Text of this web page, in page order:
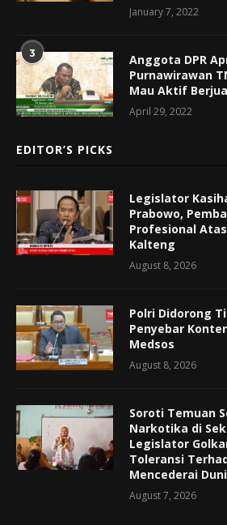
January 7, 2022
3
Anggota DPR
Purnawirawan
Mau Aktif
April 29, 2022
EDITOR’S PICKS
Legislator
Prabowo,
Profesional
Kalteng
August 8, 2026
Polri Didorong
Penyebar
Medsos
August 8, 2026
Soroti Temuan
Narkotika di
Legislator
Toleransi
Mencederai
August 7, 2026